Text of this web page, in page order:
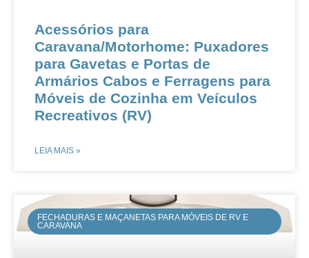
​​​​Acessórios para
Caravana/Motorhome: Puxadores
para Gavetas e Portas de
Armários​​ ​​Cabos e Ferragens para
Móveis de Cozinha em Veículos
Recreativos (RV)​
LEIA MAIS »
FECHADURAS E MAÇANETAS PARA MÓVEIS DE RV E
CARAVANA